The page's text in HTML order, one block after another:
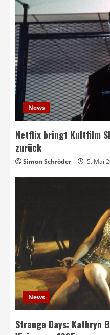
News
Netflix bringt Kultfilm
zurück
Simon Schröder 5. Mai
News
Strange Days: Kathryn